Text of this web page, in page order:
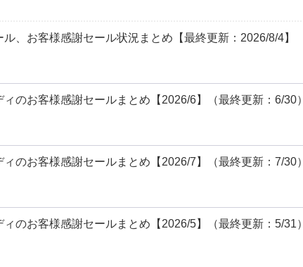
、お客様感謝セール状況まとめ【最終更新：2026/8/4】
ィのお客様感謝セールまとめ【2026/6】（最終更新：6/30）
ィのお客様感謝セールまとめ【2026/7】（最終更新：7/30）
ィのお客様感謝セールまとめ【2026/5】（最終更新：5/31）